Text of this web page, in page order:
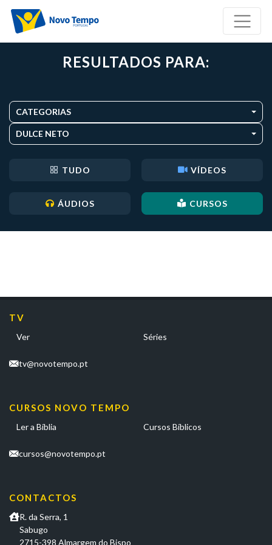
RESULTADOS PARA:
CATEGORIAS
DULCE NETO
TUDO VÍDEOS
ÁUDIOS CURSOS
TV
Ver Séries
tv@novotempo.pt
CURSOS NOVO TEMPO
Ler a Bíblia Cursos Bíblicos
cursos@novotempo.pt
CONTACTOS
R. da Serra, 1
Sabugo
2715-398 Almargem do Bispo